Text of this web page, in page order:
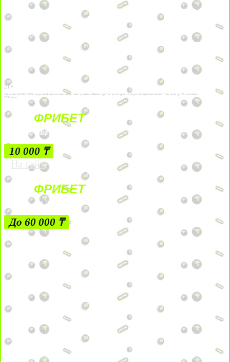
21+
Лицензии №24514359, выданной комитетом индустрии туризма Министерства культуры и спорта Республики Казахстан срок до 27 сентября
2034 года.
ФРИБЕТ
БЕЗ УСЛОВИЙ
10 000 ₸
На сайт
ФРИБЕТ
ЗА ДЕПОЗИТЫ
До 60 000 ₸